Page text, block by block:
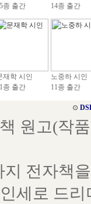
종 출간
14종 출간
재학 시인
종 출간
노중하 시인
11종 출간
⊙
원고(작
전자책
세로 드